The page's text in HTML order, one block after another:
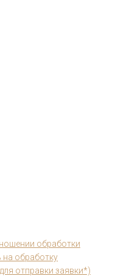
обработки
обработку
отправки заявки*)